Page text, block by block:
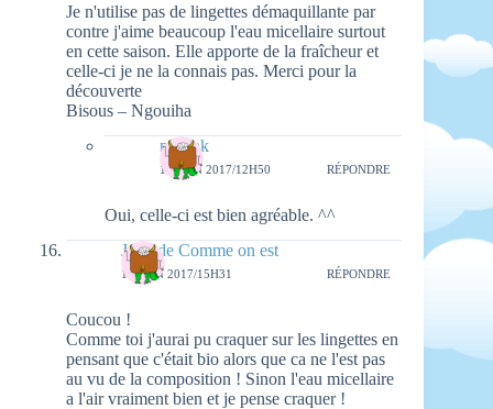
Je n'utilise pas de lingettes démaquillante par
contre j'aime beaucoup l'eau micellaire surtout
en cette saison. Elle apporte de la fraîcheur et
celle-ci je ne la connais pas. Merci pour la
découverte
Bisous – Ngouiha
natieak
18 JUIN 2017/12H50 RÉPONDRE
Oui, celle-ci est bien agréable. ^^
Julie de Comme on est
16 JUIN 2017/15H31 RÉPONDRE
Coucou !
Comme toi j'aurai pu craquer sur les lingettes en
pensant que c'était bio alors que ca ne l'est pas
au vu de la composition ! Sinon l'eau micellaire
a l'air vraiment bien et je pense craquer !